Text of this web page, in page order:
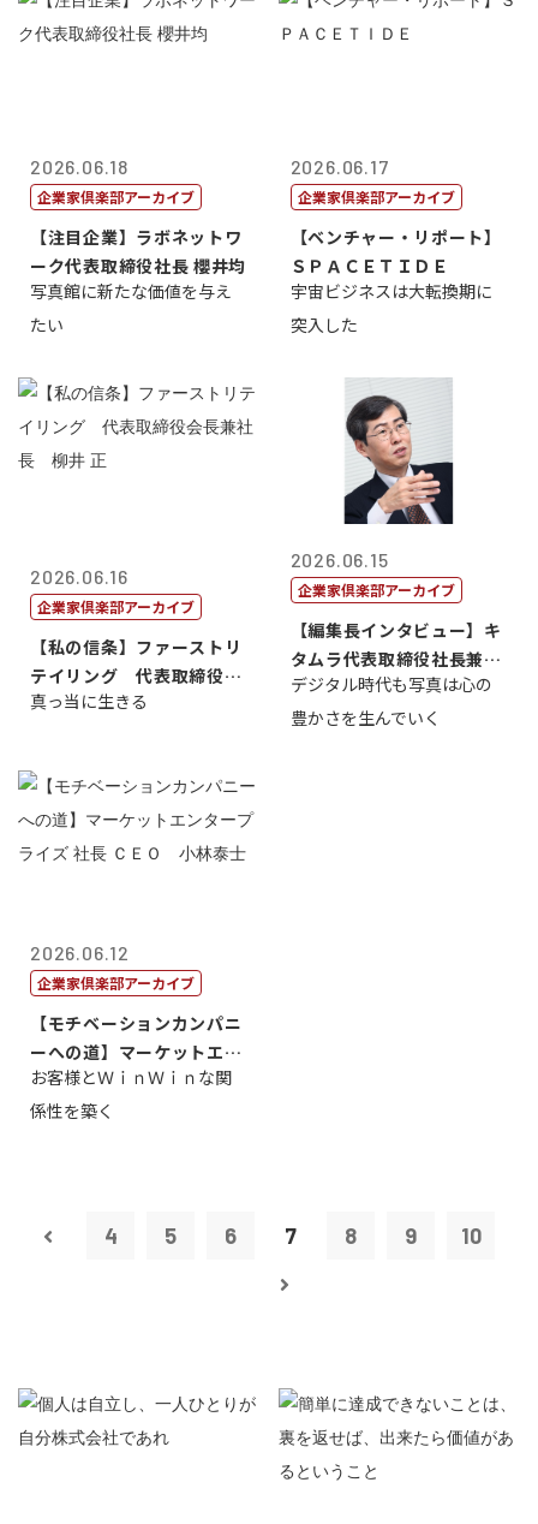
2026.06.18
企業家倶楽部アーカイブ
【注目企業】ラボネットワ
ーク代表取締役社長 櫻井均
写真館に新たな価値を与え
たい
2026.06.17
企業家倶楽部アーカイブ
【ベンチャー・リポート】
ＳＰＡＣＥＴＩＤＥ
宇宙ビジネスは大転換期に
突入した
2026.06.16
企業家倶楽部アーカイブ
【私の信条】ファーストリ
テイリング 代表取締役会
長兼社長 柳...
真っ当に生きる
2026.06.15
企業家倶楽部アーカイブ
【編集長インタビュー】キ
タムラ代表取締役社長兼Ｃ
ＯＯ 武川 ...
デジタル時代も写真は心の
豊かさを生んでいく
2026.06.12
企業家倶楽部アーカイブ
【モチベーションカンパニ
ーへの道】マーケットエン
タープライズ...
お客様とＷｉｎＷｉｎな関
係性を築く
4 5 6 7 8 9 10